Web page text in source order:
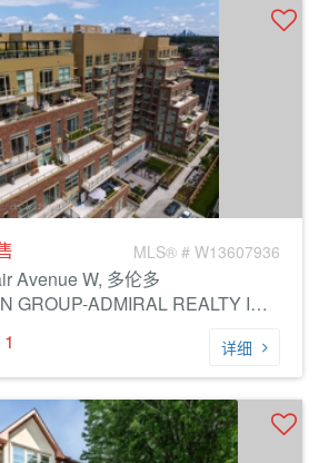
MLS® # W13607936
Avenue W, 多伦多
经纪公司: SUTTON GROUP-ADMIRAL REALTY INC.
1 详细